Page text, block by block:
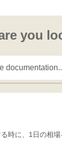
you
時に、1日の相